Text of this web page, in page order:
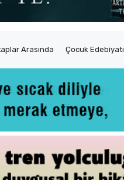
Arasında Çocuk Edebiyatı